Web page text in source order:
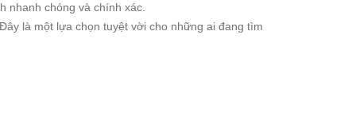
nhanh chóng và chính xác.
là một lựa chọn tuyệt vời cho những ai đang tìm